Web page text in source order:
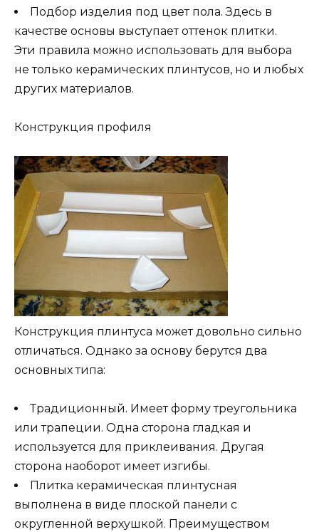
Подбор изделия под цвет пола. Здесь в
качестве основы выступает оттенок плитки.
Эти правила можно использовать для выбора
не только керамических плинтусов, но и любых
других материалов.
Конструкция профиля
Конструкция плинтуса может довольно сильно
отличаться. Однако за основу берутся два
основных типа:
Традиционный. Имеет форму треугольника
или трапеции. Одна сторона гладкая и
используется для приклеивания. Другая
сторона наоборот имеет изгибы.
Плитка керамическая плинтусная
выполнена в виде плоской панели с
округленной верхушкой. Преимуществом